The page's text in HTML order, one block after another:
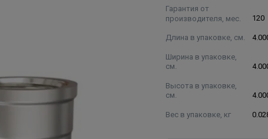
Гарантия от
производителя, мес.
120
Длина в упаковке, см.
Ширина в упаковке,
см.
Высота в упаковке,
см.
Вес в упаковке, кг